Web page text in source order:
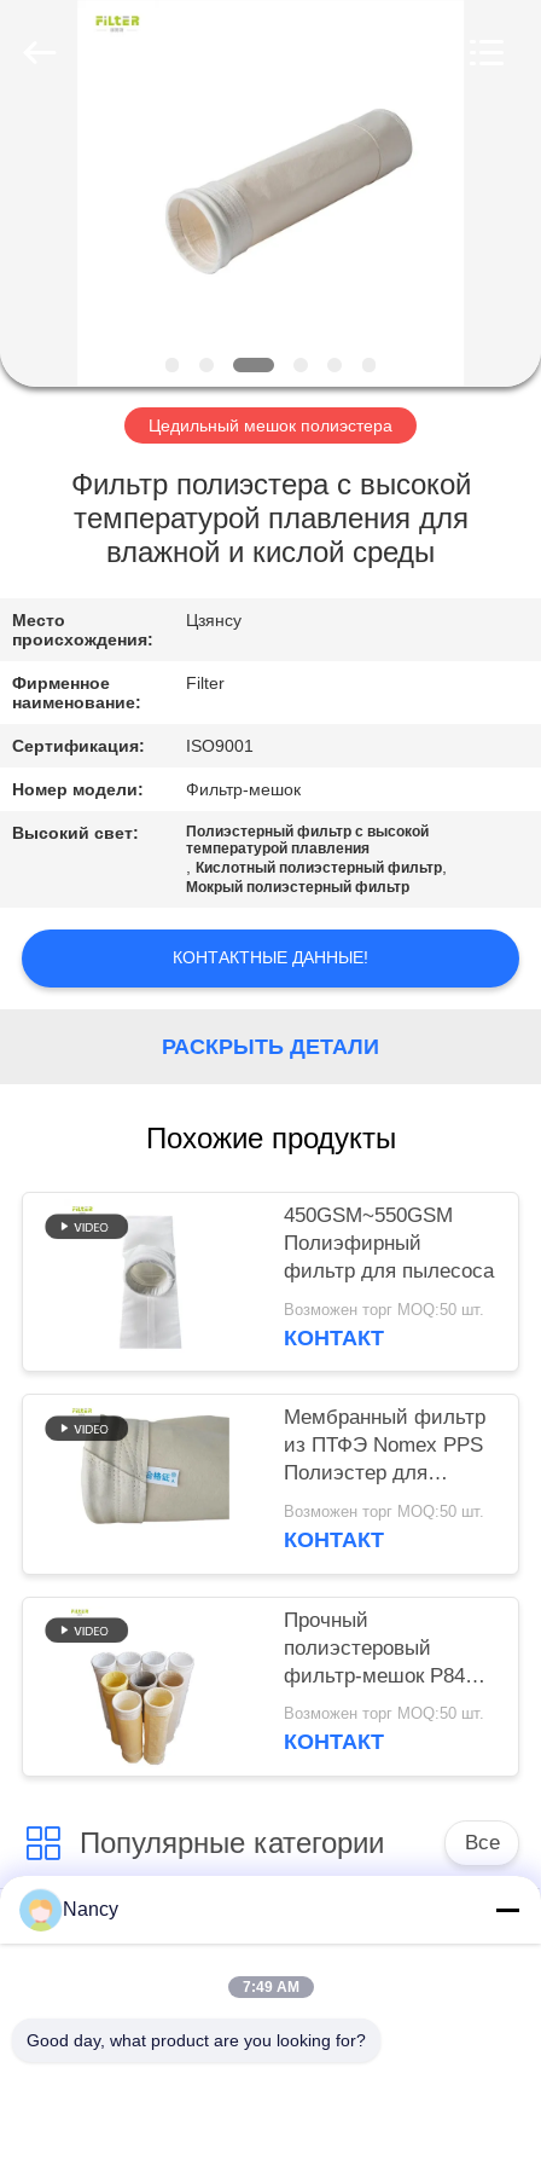
ПРОДУКТЫ
ПУТЕШЕСТВИЕ
ФАБРИКИ
ПРОВЕРКА
КАЧЕСТВА
СВЯЖИТЕСЬ
МЫ
НОВОСТИ
СПРОСИТЕ
КАРТА
САЙТА
ПОЛИТИКА
Цедильный мешок полиэстера
Фильтр полиэстера с высокой
температурой плавления для
влажной и кислой среды
Место
происхождения:
Цзянсу
Фирменное
наименование:
Filter
Сертификация: ISO9001
Номер модели: Фильтр-мешок
Высокий свет:
Полиэстерный фильтр с высокой
температурой плавления
,Кислотный полиэстерный фильтр,
Мокрый полиэстерный фильтр
КОНТАКТНЫЕ ДАННЫЕ!
РАСКРЫТЬ ДЕТАЛИ
Похожие продукты
450GSM~550GSM
Полиэфирный
фильтр для пылесоса
Возможен торг MOQ:50 шт.
КОНТАКТ
Мембранный фильтр
из ПТФЭ Nomex PPS
Полиэстер для
растений
Возможен торг MOQ:50 шт.
КОНТАКТ
Прочный
полиэстеровый
фильтр-мешок P84
Nomex PPS PTFE из
стекловолокна для
Возможен торг MOQ:50 шт.
КОНТАКТ
Популярные категории Все
Мешочные фильтры
для пылесборника
фильтрующий пакет
Цедильный мешок
жидкостным
Nancy
7:49 AM
Good day, what product are you looking for?